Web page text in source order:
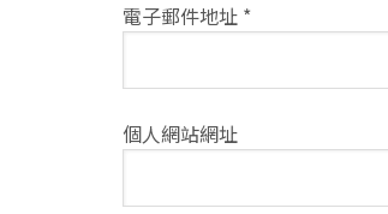
電子郵件地址 *
個人網站網址